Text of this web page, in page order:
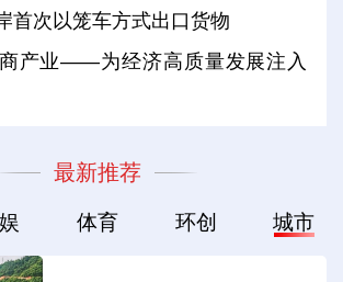
首次以笼车方式出口货物
产业——为经济高质量发展注入
最新推荐
体育 环创 城市